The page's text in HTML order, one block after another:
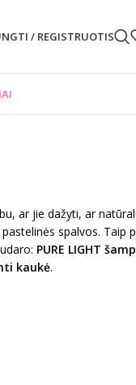
/ REGISTRUOTIS
ar jie dažyti, ar
spalvos. Taip
PURE LIGHT
kaukė.